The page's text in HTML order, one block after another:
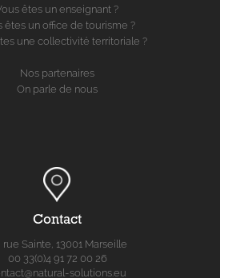
êtes un enseignant ?
êtes un office de tourisme ?
une collectivité territoriale ?
Nos partenaires
On parle de nous
Contact
rue Sainte, 13001 Marseille
00 33(0)4 91 72 00 26
solutions.eu